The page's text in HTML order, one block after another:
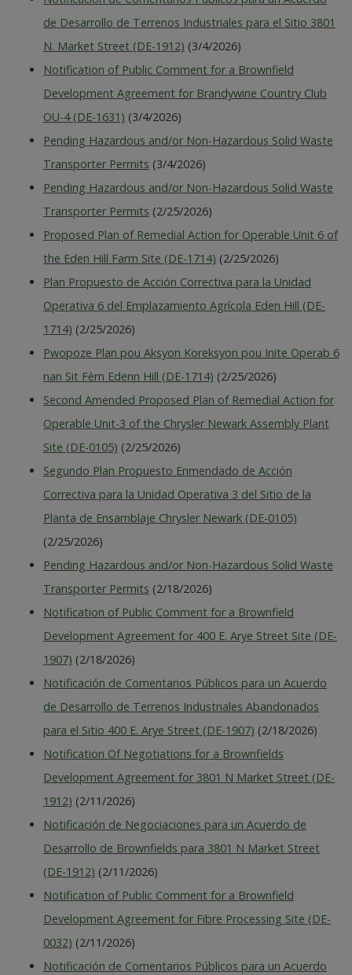
de Desarrollo de Terrenos Industriales para el Sitio 3801
N. Market Street (DE-1912) (3/4/2026)
Notification of Public Comment for a Brownfield
Development Agreement for Brandywine Country Club
OU-4 (DE-1631) (3/4/2026)
Pending Hazardous and/or Non-Hazardous Solid Waste
Transporter Permits (3/4/2026)
Pending Hazardous and/or Non-Hazardous Solid Waste
Transporter Permits (2/25/2026)
Proposed Plan of Remedial Action for Operable Unit 6 of
the Eden Hill Farm Site (DE-1714) (2/25/2026)
Plan Propuesto de Acción Correctiva para la Unidad
Operativa 6 del Emplazamiento Agrícola Eden Hill (DE-
1714) (2/25/2026)
Pwopoze Plan pou Aksyon Koreksyon pou Inite Operab 6
nan Sit Fèm Edenn Hill (DE-1714) (2/25/2026)
Second Amended Proposed Plan of Remedial Action for
Operable Unit-3 of the Chrysler Newark Assembly Plant
Site (DE-0105) (2/25/2026)
Segundo Plan Propuesto Enmendado de Acción
Correctiva para la Unidad Operativa 3 del Sitio de la
Planta de Ensamblaje Chrysler Newark (DE-0105)
(2/25/2026)
Pending Hazardous and/or Non-Hazardous Solid Waste
Transporter Permits (2/18/2026)
Notification of Public Comment for a Brownfield
Development Agreement for 400 E. Arye Street Site (DE-
1907) (2/18/2026)
Notificación de Comentarios Públicos para un Acuerdo
de Desarrollo de Terrenos Industriales Abandonados
para el Sitio 400 E. Arye Street (DE-1907) (2/18/2026)
Notification Of Negotiations for a Brownfields
Development Agreement for 3801 N Market Street (DE-
1912) (2/11/2026)
Notificación de Negociaciones para un Acuerdo de
Desarrollo de Brownfields para 3801 N Market Street
(DE-1912) (2/11/2026)
Notification of Public Comment for a Brownfield
Development Agreement for Fibre Processing Site (DE-
0032) (2/11/2026)
Notificación de Comentarios Públicos para un Acuerdo